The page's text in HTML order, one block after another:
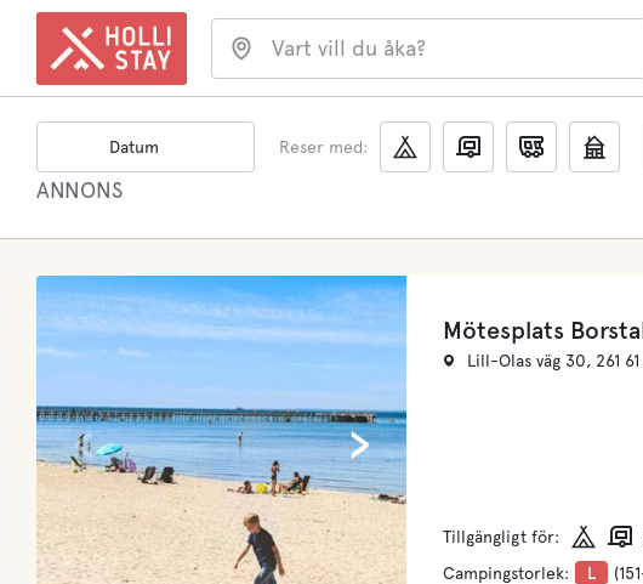
Vart vill du åka?
Datum Reser med:
ANNONS
›
‹
Mötesplats
Lill-Olas väg 30, 261
Tillgängligt för:
Campingstorlek:
L